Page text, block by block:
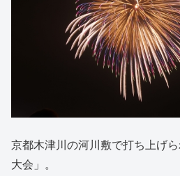
京都木津川の河川敷で打ち上げ
大会」。